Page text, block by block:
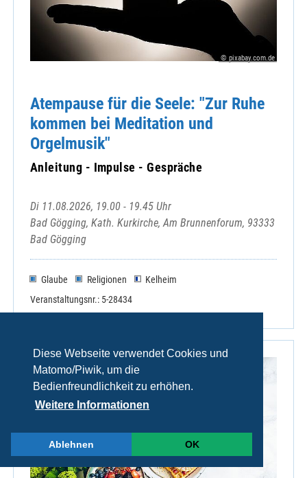
Diese Webseite verwendet Cookies und
Matomo/Piwik, um die
Bedienfreundlichkeit zu erhöhen.
Weitere Informationen
Ablehnen OK
© pixabay.com.de
Atempause für die Seele: "Zur Ruhe
kommen bei Meditation und
Orgelmusik"
Anleitung - Impulse - Gespräche
Di 11.08.2026, 19.00 - 19.45 Uhr
Bad Gögging, Kath. Kurkirche, Am Brunnenforum, 93333
Bad Gögging
Glaube Religionen
Kelheim
Veranstaltungsnr.: 5-28434